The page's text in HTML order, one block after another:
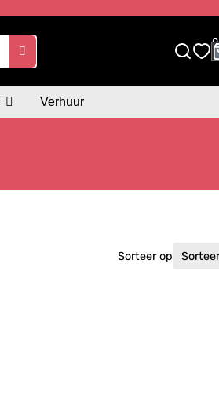
0
Verhuur
Sorteer op